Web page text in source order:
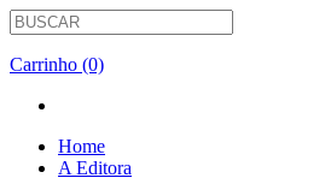
Carrinho (0)
Home
A Editora